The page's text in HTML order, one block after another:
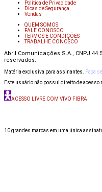
Política de Privacidade
Dicas de Segurança
Vendas
QUEM SOMOS
FALE CONOSCO
TERMOS E CONDIÇÕES
TRABALHE CONOSCO
Abril Comunicações S.A., CNPJ
reservados.
Matéria exclusiva para assinantes.
Faça
Este usuário não possui direito de acesso
ACESSO LIVRE COM VIVO FIBRA
10 grandes marcas em uma única